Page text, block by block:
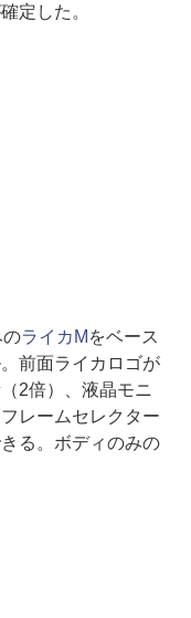
定した。
のライカM をベース
前面ライカロゴが
2倍）、液晶モニ
レームセレクター
る。ボディのみの